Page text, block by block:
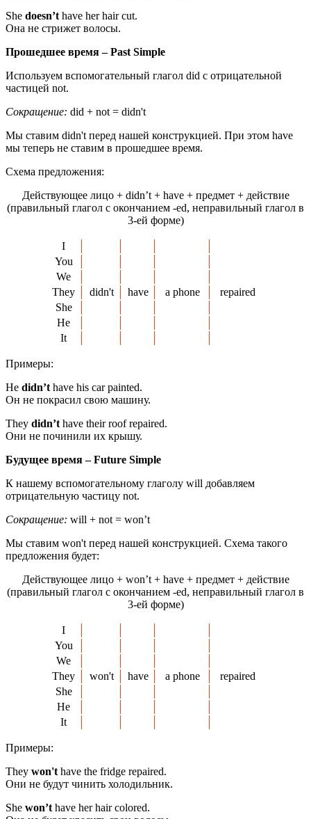
She doesn’t have her hair cut.
Она не стрижет волосы.
Прошедшее время –Past Simple
Используем вспомогательный глагол did с отрицательной
частицей not.
Сокращение: did + not = didn't
Мы ставим didn't перед нашей конструкцией. При этом have
мы теперь не ставим в прошедшее время.
Схема предложения:
Действующее лицо + didn’t + have + предмет + действие
(правильный глагол с окончанием -ed, неправильный глагол в
3-ей форме)
I
You
We
They
didn't have a phone
repaired
She
He
It
Примеры:
He didn’t have his car painted.
Он не покрасил свою машину.
They didn’t have their roof repaired.
Они не починили их крышу.
Будущее время – Future Simple
К нашему вспомогательному глаголу will добавляем
отрицательную частицу not.
Сокращение: will + not = won’t
Мы ставим won't перед нашей конструкцией. Схема такого
предложения будет:
Действующее лицо + won’t + have + предмет + действие
(правильный глагол с окончанием -ed, неправильный глагол в
3-ей форме)
I
You
We
They
won't have a phone
repaired
She
He
It
Примеры:
They won't have the fridge repaired.
Они не будут чинить холодильник.
She won’t have her hair colored.